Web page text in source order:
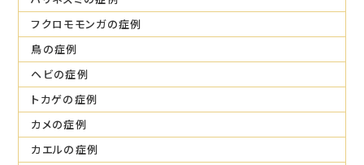
フクロモモンガの症例
鳥の症例
ヘビの症例
トカゲの症例
カメの症例
カエルの症例